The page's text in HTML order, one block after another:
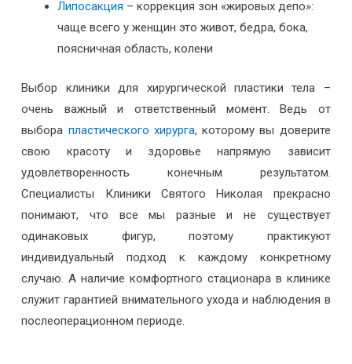
Липосакция – коррекция зон «жировых депо»:
чаще всего у женщин это живот, бедра, бока,
поясничная область, колени
Выбор клиники для хирургической пластики тела –
очень важный и ответственный момент. Ведь от
выбора пластического хирурга, которому вы доверите
свою красоту и здоровье напрямую зависит
удовлетворенность конечным результатом.
Специалисты Клиники Святого Николая прекрасно
понимают, что все мы разные и не существует
одинаковых фигур, поэтому практикуют
индивидуальный подход к каждому конкретному
случаю. А наличие комфортного стационара в клинике
служит гарантией внимательного ухода и наблюдения в
послеоперационном периоде.